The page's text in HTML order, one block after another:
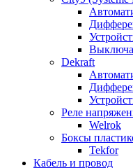
Dekraft
Реле
Welrok
Боксы
Tekfor
Кабель и провод